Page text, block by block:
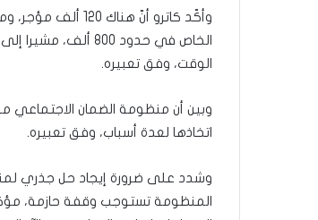
الخاص في حدود
الوقت، وفق تعبيره.
وبين أن منظومة الضمان الاجتماعي
اتخاذها لعدة أسباب، وفق تعبيره.
المنظومة تستوجب وقفة حازمة،